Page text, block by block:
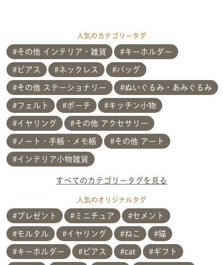
人気のカテゴリータグ
その他 インテリア・雑貨 キーホルダー
ピアス ネックレス バッグ
その他 ステーショナリー ぬいぐるみ・あみぐるみ
フェルト ポーチ キッチン小物
イヤリング その他 アクセサリー
ノート・手帳・メモ帳 その他 アート
インテリア小物雑貨
すべてのカテゴリータグを見る
人気のオリジナルタグ
プレゼント ミニチュア セメント
モルタル イヤリング ねこ 猫
キーホルダー ピアス cat ギフト